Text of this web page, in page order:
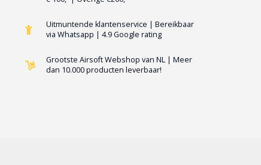
Uitmuntende klantenservice | Bereikbaar
via Whatsapp | 4.9 Google rating
Grootste Airsoft Webshop van NL | Meer
dan 10.000 producten leverbaar!